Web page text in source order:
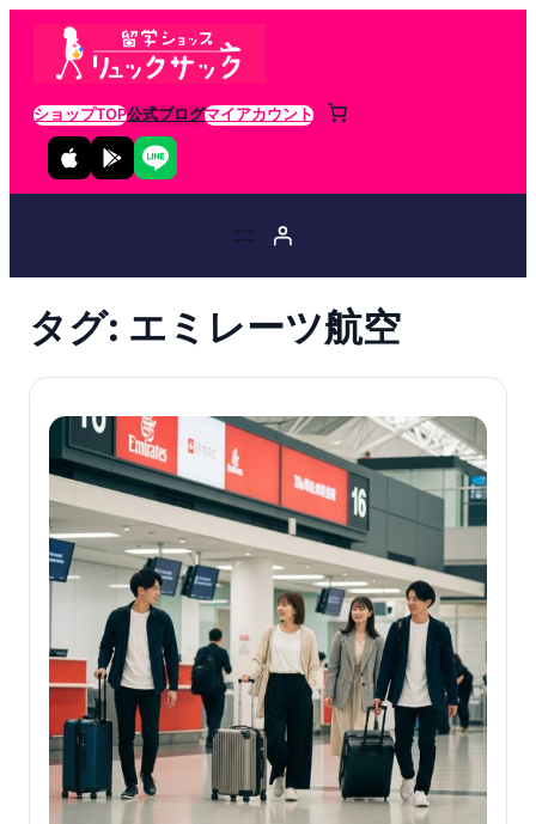
ショップTOP公式ブログマイアカウント
タグ: エミレーツ航空